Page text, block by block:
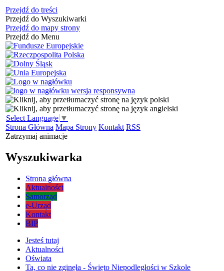
Przejdź do treści
Przejdź do Wyszukiwarki
Przejdź do mapy strony
Przejdź do Menu
Select Language ▼
Strona Główna Mapa Strony Kontakt RSS
Zatrzymaj animacje
Wyszukiwarka
Strona główna
Aktualności
Samorząd
e-Urząd
Kontakt
BIP
Jesteś tutaj
Aktualności
Oświata
Ta, co nie zginęła - Święto Niepodległości w Szkole